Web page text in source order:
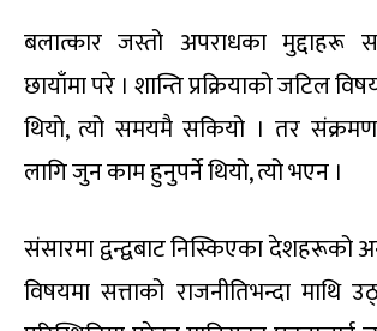
बलात्कार जस्तो अपराधका मुद्दाहरू
छायाँमा परे । शान्ति प्रक्रियाको जटिल
थियो, त्यो समयमै सकियो । तर
लागि जुन काम हुनुपर्ने थियो, त्यो भएन ।
संसारमा द्वन्द्वबाट निस्किएका
विषयमा सत्ताको राजनीतिभन्दा माथि